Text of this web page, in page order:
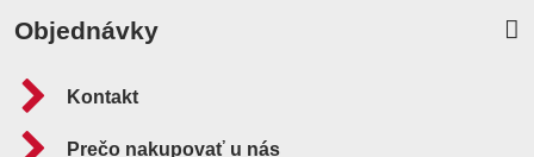
Objednávky
Kontakt
Prečo nakupovať u nás